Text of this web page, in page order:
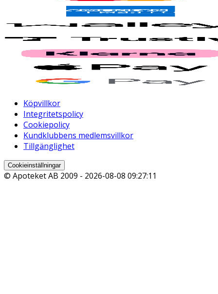
Köpvillkor
Integritetspolicy
Cookiepolicy
Kundklubbens medlemsvillkor
Tillgänglighet
Cookieinställningar
© Apoteket AB 2009 - 2026-08-08 09:27:11